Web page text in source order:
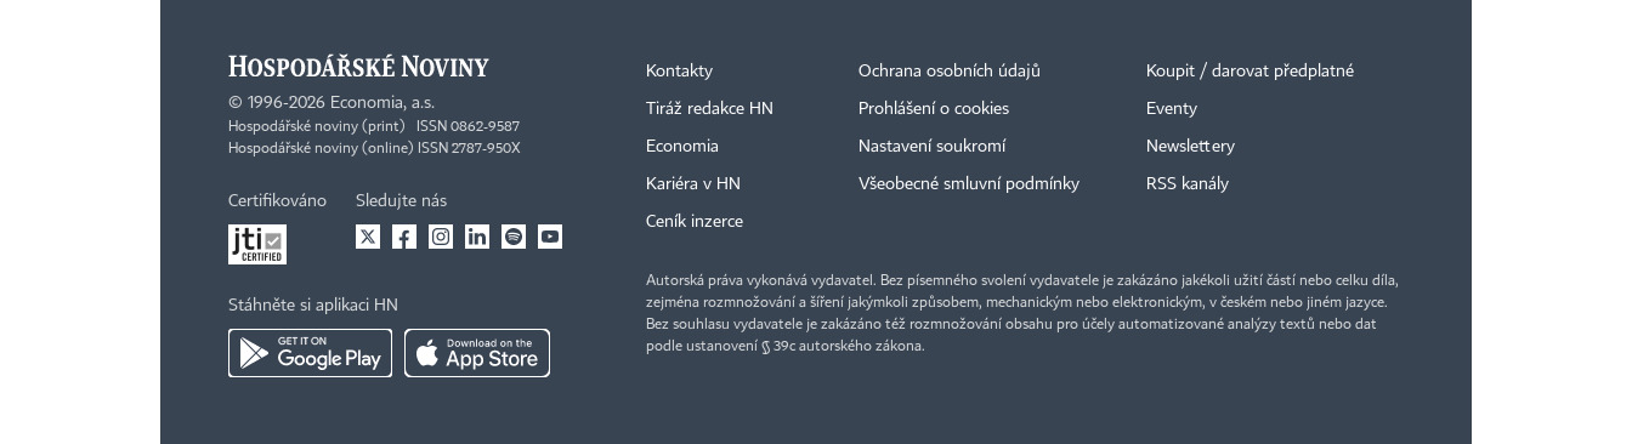
© 1996-2026 Economia, a.s.
Hospodářské noviny (print) ISSN 0862-9587
Hospodářské noviny (online) ISSN 2787-950X
Certifikováno Sledujte nás
Stáhněte si aplikaci HN
Kontakty
Tiráž redakce HN
Economia
Kariéra v HN
Ceník inzerce
Ochrana osobních údajů
Prohlášení o cookies
Nastavení soukromí
Všeobecné smluvní podmínky
Koupit / darovat předplatné
Eventy
Newslettery
RSS kanály
Autorská práva vykonává vydavatel. Bez písemného svolení vydavatele je zakázáno jakékoli užití částí nebo celku díla,
zejména rozmnožování a šíření jakýmkoli způsobem, mechanickým nebo elektronickým, v českém nebo jiném jazyce.
Bez souhlasu vydavatele je zakázáno též rozmnožování obsahu pro účely automatizované analýzy textů nebo dat
podle ustanovení § 39c autorského zákona.